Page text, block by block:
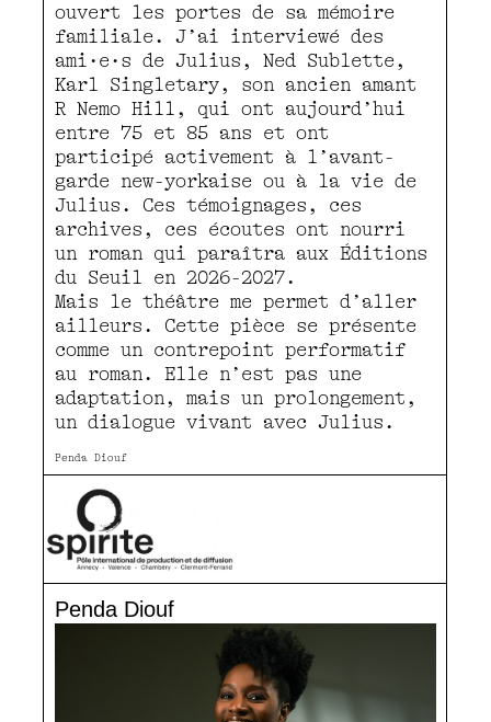
ouvert les portes de sa mémoire
familiale. J’ai interviewé des
ami·e·s de Julius, Ned Sublette,
Karl Singletary, son ancien amant
R Nemo Hill, qui ont aujourd’hui
entre 75 et 85 ans et ont
participé activement à l’avant-
garde new-yorkaise ou à la vie de
Julius. Ces témoignages, ces
archives, ces écoutes ont nourri
un roman qui paraîtra aux Éditions
du Seuil en 2026-2027.
Mais le théâtre me permet d’aller
ailleurs. Cette pièce se présente
comme un contrepoint performatif
au roman. Elle n’est pas une
adaptation, mais un prolongement,
un dialogue vivant avec Julius.
Penda Diouf
Penda Diouf